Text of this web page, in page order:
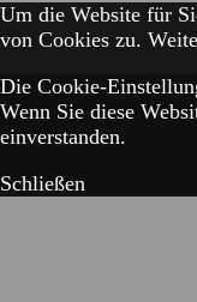
Um die Website für
von Cookies zu.
Die Cookie-
Wenn Sie diese
einverstanden.
Schließen